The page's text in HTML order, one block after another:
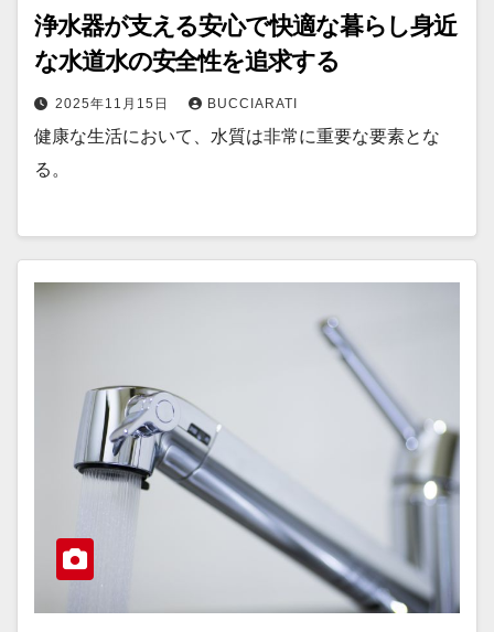
浄水器が支える安心で快適な暮らし身近
な水道水の安全性を追求する
2025年11月15日 BUCCIARATI
健康な生活において、水質は非常に重要な要素とな
る。